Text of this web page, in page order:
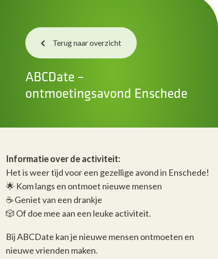
Terug naar overzicht
ABCDate –
ontmoetingsavond Enschede
Informatie over de activiteit:
Het is weer tijd voor een gezellige avond in Enschede!
🌟 Kom langs en ontmoet nieuwe mensen
☕️ Geniet van een drankje
🎲 Of doe mee aan een leuke activiteit.
Bij ABCDate kan je nieuwe mensen ontmoeten en
nieuwe vrienden maken.